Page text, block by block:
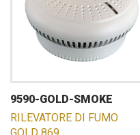
9590-GOLD-SMOKE
RILEVATORE DI FUMO